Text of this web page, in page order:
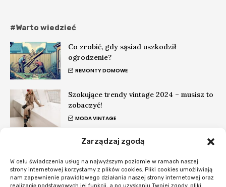
Zarządzaj zgodą
W celu świadczenia usług na najwyższym poziomie w ramach naszej
strony internetowej korzystamy z plików cookies. Pliki cookies umożliwiają
nam zapewnienie prawidłowego działania naszej strony internetowej oraz
#Warto wiedzieć
Co zrobić, gdy sąsiad uszkodził
ogrodzenie?
REMONTY DOMOWE
Szokujące trendy vintage 2024 – musisz to
zobaczyć!
MODA VINTAGE
Jakie buty do ćwiczeń cardio? Wybór bez
ĆWICZENIA CARDIO